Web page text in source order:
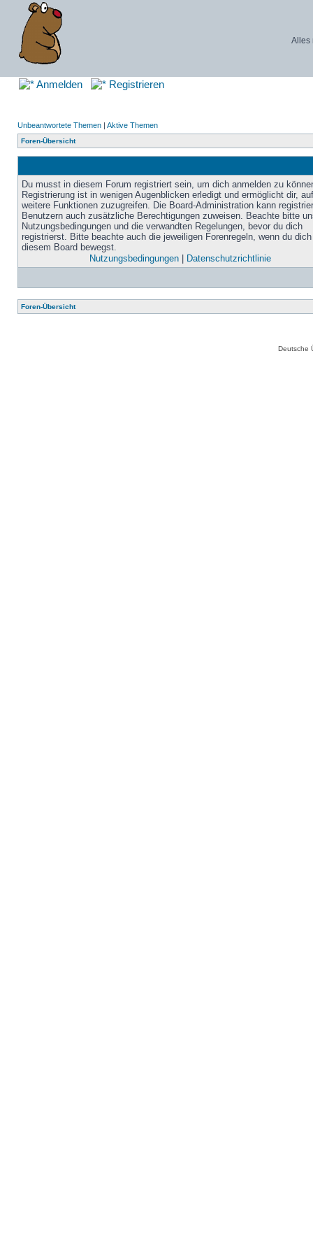
Alles
Anmelden Registrieren
Unbeantwortete Themen | Aktive Themen
Foren-Übersicht
Du musst in diesem Forum registriert sein, um dich anmelden zu
Registrierung ist in wenigen Augenblicken erledigt und ermöglicht dir, auf
weitere Funktionen zuzugreifen. Die Board-Administration kann
Benutzern auch zusätzliche Berechtigungen zuweisen. Beachte bitte
Nutzungsbedingungen und die verwandten Regelungen, bevor du dich
registrierst. Bitte beachte auch die jeweiligen Forenregeln, wenn du
diesem Board bewegst.
Nutzungsbedingungen| Datenschutzrichtlinie
Foren-Übersicht
Deutsche